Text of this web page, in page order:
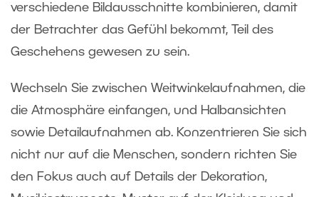
verschiedene Bildausschnitte kombinieren, damit
der Betrachter das Gefühl bekommt, Teil des
Geschehens gewesen zu sein.
Wechseln Sie zwischen Weitwinkelaufnahmen, die
die Atmosphäre einfangen, und Halbansichten
sowie Detailaufnahmen ab. Konzentrieren Sie sich
nicht nur auf die Menschen, sondern richten Sie
den Fokus auch auf Details der Dekoration,